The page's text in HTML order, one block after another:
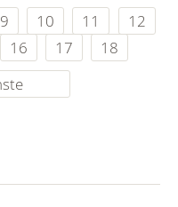
9 10 11
12
16 17
18